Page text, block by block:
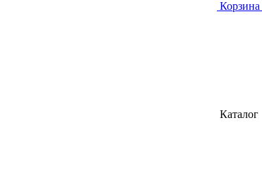
Корзина
Каталог